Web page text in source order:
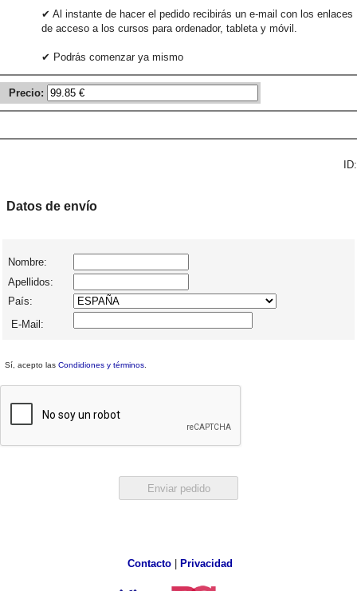
✔ Al instante de hacer el pedido recibirás un e-mail con los enlaces
de acceso a los cursos para ordenador, tableta y móvil.
✔ Podrás comenzar ya mismo
Precio:
ID:
Datos de envío
Nombre:
Apellidos:
País:
E-Mail:
Sí, acepto las Condidiones y términos.
Contacto| Privacidad